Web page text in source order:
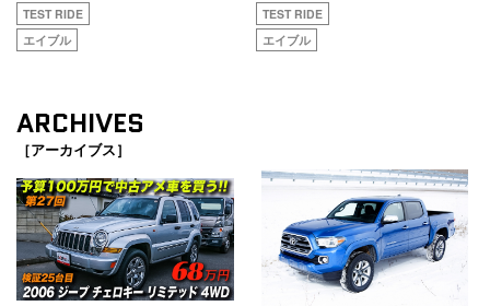
TEST RIDE
エイブル
TEST RIDE
エイブル
ARCHIVES
［アーカイブス］